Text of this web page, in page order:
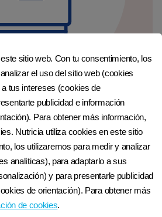
‘Comiendo
y sabrosas de la chef
y nuestro equipo de
sitio web. Con tu consentimiento, los
el uso del sitio web (cookies
tus intereses (cookies de
publicidad e información
Para obtener más información,
Nutricia utiliza cookies en este sitio
los utilizaremos para medir y analizar
analíticas), para adaptarlo a sus
y para presentarle publicidad
de orientación). Para obtener más
de cookies.